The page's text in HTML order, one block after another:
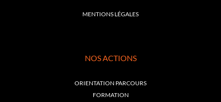
MENTIONS LÉGALES
NOS ACTIONS
ORIENTATION PARCOURS
FORMATION